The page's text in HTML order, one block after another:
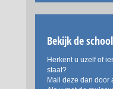
Bekijk de
Herkent u uzelf of
staat?
Mail deze dan door